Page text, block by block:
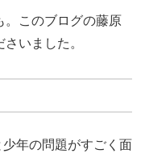
。このブログの藤原
いました。
少年の問題がすごく面